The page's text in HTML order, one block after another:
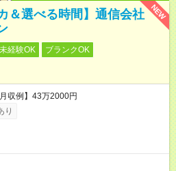
NEW
＆選べる時間】通信会社
経験OK
ブランクOK
収例】43万2000円
り